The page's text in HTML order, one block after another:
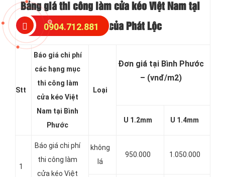
Bảng giá thi công làm cửa kéo Việt Nam tại
Bình Phước của Phát Lộc
Stt
Báo giá chi phí
các hạng mục
thi công làm
cửa kéo Việt
Nam tại Bình
Phước
Loại
Đơn giá tại Bình Phước
– (vnđ/m2)
U 1.2mm U 1.4mm
1
Báo giá chi phí
thi công làm
cửa kéo Việt
không
lá
950.000 1.050.000
0904.712.881